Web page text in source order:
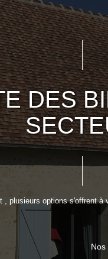
DES
, plusieurs options s'offrent à
Nos